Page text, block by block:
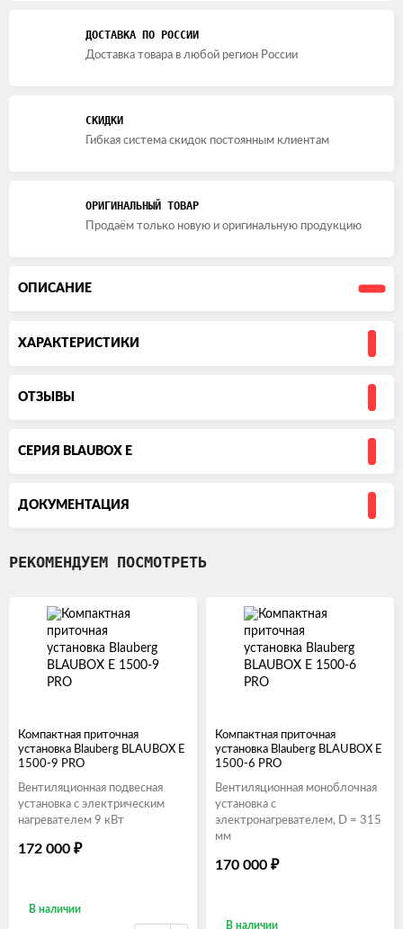
ДОСТАВКА ПО РОССИИ
Доставка товара в любой регион России
СКИДКИ
Гибкая система скидок постоянным клиентам
ОРИГИНАЛЬНЫЙ ТОВАР
Продаём только новую и оригинальную продукцию
ОПИСАНИЕ
ХАРАКТЕРИСТИКИ
ОТЗЫВЫ
СЕРИЯ BLAUBOX E
ДОКУМЕНТАЦИЯ
РЕКОМЕНДУЕМ ПОСМОТРЕТЬ
Компактная приточная
установка Blauberg BLAUBOX E
1500-9 PRO
Вентиляционная подвесная
установка с электрическим
нагревателем 9 кВт
172 000 ₽
В наличии
Компактная приточная
установка Blauberg BLAUBOX E
1500-6 PRO
Вентиляционная моноблочная
установка с
электронагревателем, D = 315
мм
170 000 ₽
В наличии